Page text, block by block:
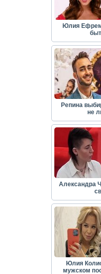
Юлия
Репина
не
Александра
Юлия
мужском